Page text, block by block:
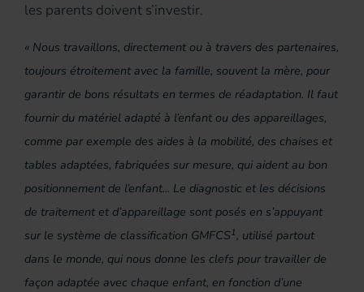
les parents doivent s’investir.
« Nous travaillons, directement ou à travers des partenaires,
toujours étroitement avec la famille, souvent la mère, pour
garantir de bons résultats en termes de réadaptation. Il faut
fournir du matériel adapté à l’enfant ou des appareillages,
comme par exemple des aides à la mobilité, des chaises et
tables adaptées, fabriquées sur mesure, qui aident au bon
positionnement de l’enfant... Le diagnostic et les décisions
de traitement et d’appareillage sont posés en s’appuyant
sur le système de classification GMFCS1, utilisé partout
dans le monde, qui nous donne les clefs pour travailler de
façon adaptée avec chaque enfant, en fonction d’une